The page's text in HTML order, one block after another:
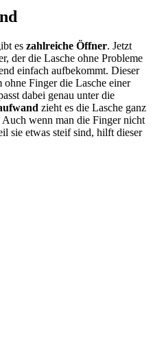
es zahlreiche Öffner. Jetzt
der die Lasche ohne Probleme
einfach aufbekommt. Dieser
Finger die Lasche einer
dabei genau unter die
zieht es die Lasche ganz
wenn man die Finger nicht
sie etwas steif sind, hilft dieser